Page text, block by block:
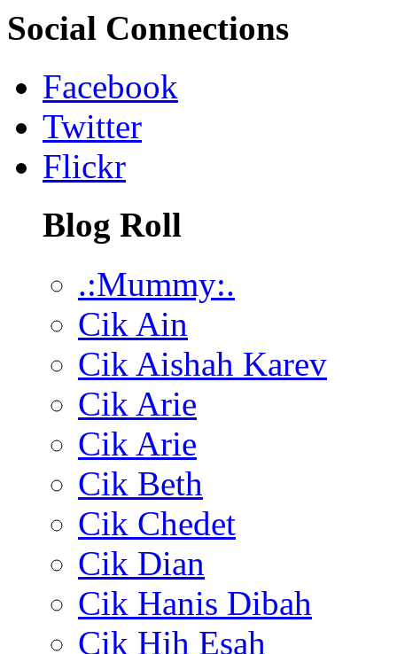
Social Connections
Facebook
Twitter
Flickr
Blog Roll
.:Mummy:.
Cik Ain
Cik Aishah Karev
Cik Arie
Cik Arie
Cik Beth
Cik Chedet
Cik Dian
Cik Hanis Dibah
Cik Hjh Esah